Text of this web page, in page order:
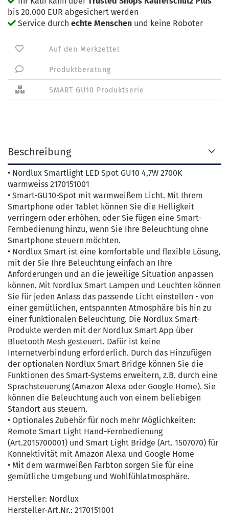
bis 20.000 EUR abgesichert werden
Service durch echte Menschen und keine Roboter
Auf den Merkzettel
Produktberatung
SMART GU10 Produktserie
Beschreibung
• Nordlux Smartlight LED Spot GU10 4,7W 2700K
warmweiss 2170151001
• Smart-GU10-Spot mit warmweißem Licht. Mit Ihrem
Smartphone oder Tablet können Sie die Helligkeit
verringern oder erhöhen, oder Sie fügen eine Smart-
Fernbedienung hinzu, wenn Sie Ihre Beleuchtung ohne
Smartphone steuern möchten.
• Nordlux Smart ist eine komfortable und flexible Lösung,
mit der Sie Ihre Beleuchtung einfach an Ihre
Anforderungen und an die jeweilige Situation anpassen
können. Mit Nordlux Smart Lampen und Leuchten können
Sie für jeden Anlass das passende Licht einstellen - von
einer gemütlichen, entspannten Atmosphäre bis hin zu
einer funktionalen Beleuchtung. Die Nordlux Smart-
Produkte werden mit der Nordlux Smart App über
Bluetooth Mesh gesteuert. Dafür ist keine
Internetverbindung erforderlich. Durch das Hinzufügen
der optionalen Nordlux Smart Bridge können Sie die
Funktionen des Smart-Systems erweitern, z.B. durch eine
Sprachsteuerung (Amazon Alexa oder Google Home). Sie
können die Beleuchtung auch von einem beliebigen
Standort aus steuern.
• Optionales Zubehör für noch mehr Möglichkeiten:
Remote Smart Light Hand-Fernbedienung
(Art.2015700001) und Smart Light Bridge (Art. 1507070) für
Konnektivität mit Amazon Alexa und Google Home
• Mit dem warmweißen Farbton sorgen Sie für eine
gemütliche Umgebung und Wohlfühlatmosphäre.
Hersteller: Nordlux
Hersteller-Art.Nr.: 2170151001